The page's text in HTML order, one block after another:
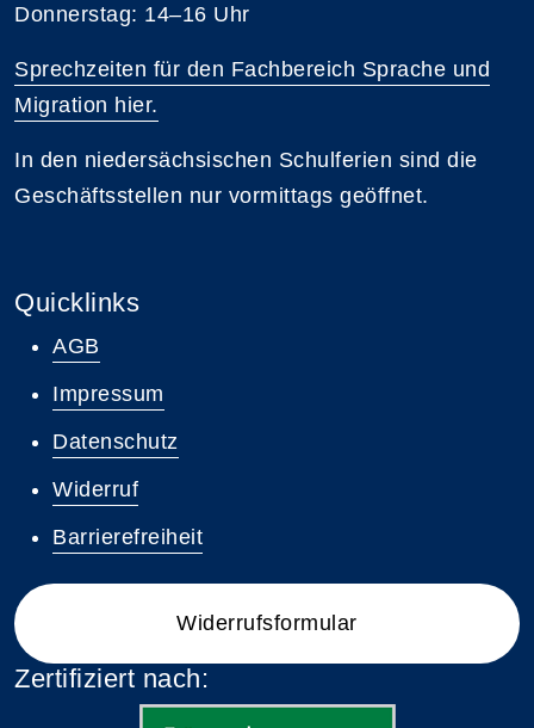
Donnerstag: 14–16 Uhr
Sprechzeiten für den Fachbereich Sprache und
Migration hier.
In den niedersächsischen Schulferien sind die
Geschäftsstellen nur vormittags geöffnet.
Quicklinks
AGB
Impressum
Datenschutz
Widerruf
Barrierefreiheit
Widerrufsformular
Zertifiziert nach: